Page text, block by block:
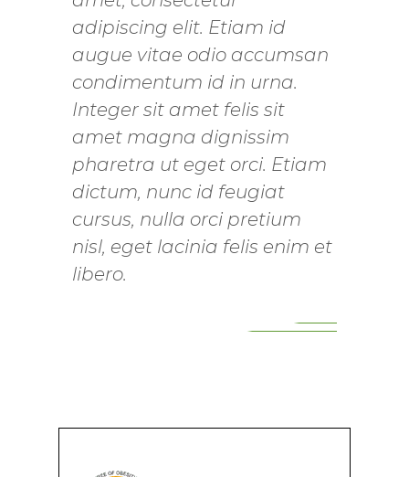
adipiscing elit. Etiam id
augue vitae odio accumsan
condimentum id in urna.
Integer sit amet felis sit
amet magna dignissim
pharetra ut eget orci. Etiam
dictum, nunc id feugiat
cursus, nulla orci pretium
nisl, eget lacinia felis enim et
libero.